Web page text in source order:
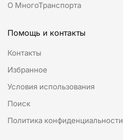
О МногоТранспорта
Помощь и контакты
Контакты
Избранное
Условия использования
Поиск
Политика конфиденциальности